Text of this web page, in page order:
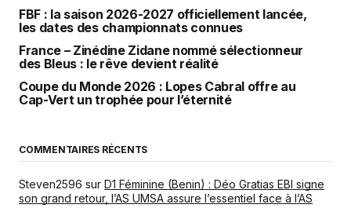
FBF : la saison 2026-2027 officiellement lancée,
les dates des championnats connues
France – Zinédine Zidane nommé sélectionneur
des Bleus : le rêve devient réalité
Coupe du Monde 2026 : Lopes Cabral offre au
Cap-Vert un trophée pour l’éternité
COMMENTAIRES RÉCENTS
Steven2596 sur D1 Féminine (Benin) : Déo Gratias EBI signe
son grand retour, l’AS UMSA assure l’essentiel face à l’AS